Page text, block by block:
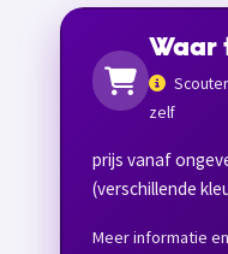
Waar
zelf
prijs vanaf
(verschillende
Meer informatie